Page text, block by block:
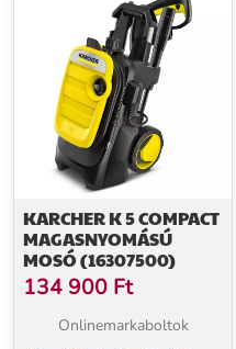
KARCHER K 5 COMPACT
MAGASNYOMÁSÚ
MOSÓ (16307500)
134 900 Ft
Onlinemarkaboltok